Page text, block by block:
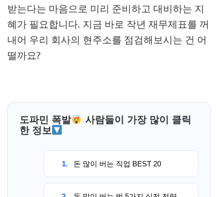
받는다는 마음으로 미리 준비하고 대비하는 지
혜가 필요합니다. 지금 바로 작년 재무제표를 꺼
내어 우리 회사의 현주소를 점검해보시는 건 어
떨까요?
도파민 폭발
사람들이 가장 많이 클릭
한 정보
1. 돈 많이 버는 직업 BEST 20